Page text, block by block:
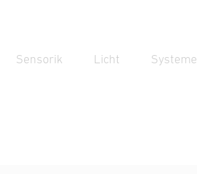
Sensorik Licht Systeme